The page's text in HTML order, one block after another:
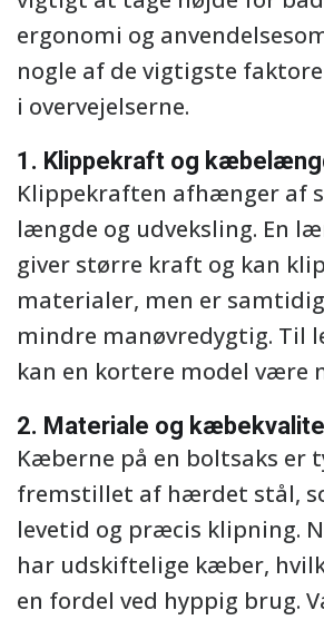
ergonomi og
nogle af de vigtigste
i overvejelserne.
1. Klippekraft og
Klippekraften afhænger af
længde og udveksling. En
giver større kraft og kan
materialer, men er
mindre manøvredygtig. Til
kan en kortere model være
2. Materiale og
Kæberne på en boltsaks er
fremstillet af hærdet stål,
levetid og præcis klipning.
har udskiftelige kæber,
en fordel ved hyppig brug.